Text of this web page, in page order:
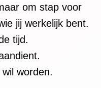
om stap voor
jij werkelijk bent.
tijd.
worden.